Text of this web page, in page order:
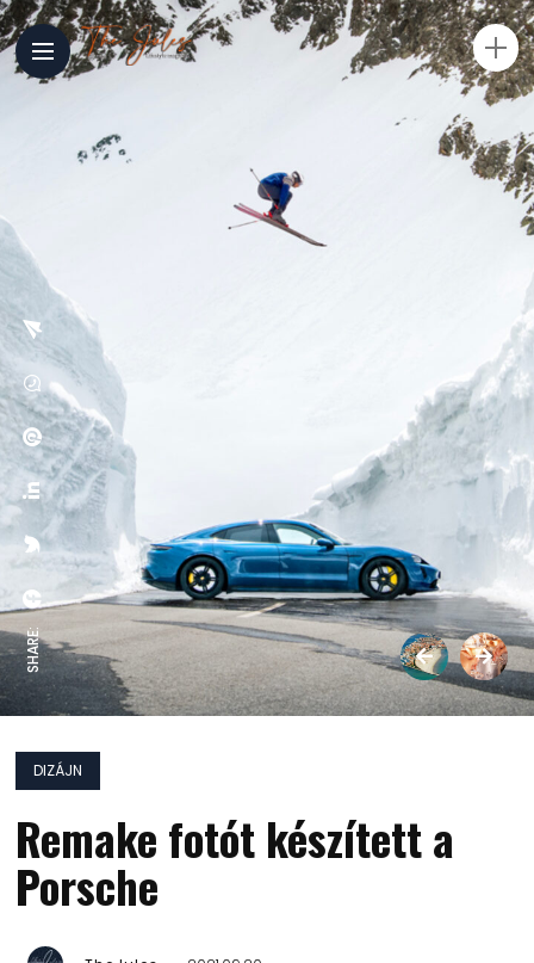
SHARE:
DIZÁJN
Remake fotót készített a
Porsche